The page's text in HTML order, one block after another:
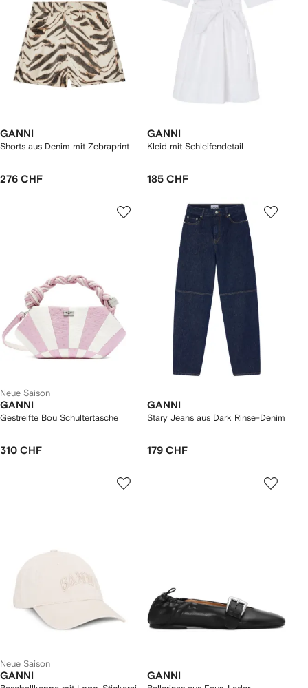
GANNI
Shorts aus Denim mit Zebraprint
276 CHF
GANNI
Kleid mit Schleifendetail
185 CHF
Neue Saison
GANNI
Gestreifte Bou Schultertasche
310 CHF
GANNI
Stary Jeans aus Dark Rinse-Denim
179 CHF
Neue Saison
GANNI GANNI